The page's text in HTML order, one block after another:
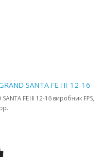
SANTA FE III 12-16
FE III 12-16 виробник FPS,